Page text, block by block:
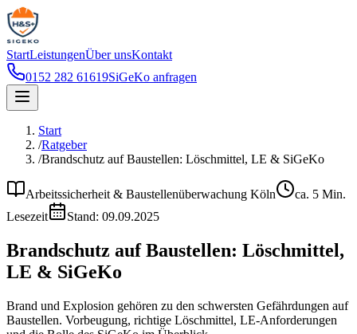
StartLeistungenÜber unsKontakt
0152 282 61619SiGeKo anfragen
Start
/Ratgeber
/Brandschutz auf Baustellen: Löschmittel, LE & SiGeKo
Arbeitssicherheit & Baustellenüberwachung Köln ca. 5 Min.
Lesezeit
Stand: 09.09.2025
Brandschutz auf Baustellen: Löschmittel,
LE & SiGeKo
Brand und Explosion gehören zu den schwersten Gefährdungen auf
Baustellen. Vorbeugung, richtige Löschmittel, LE-Anforderungen